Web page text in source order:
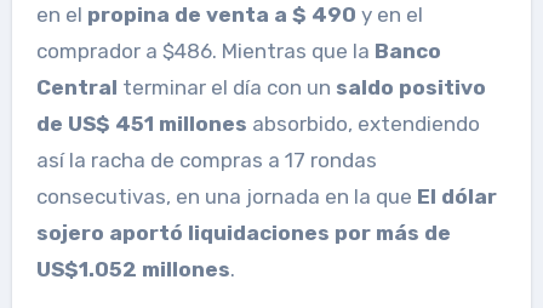
en el propina de venta a $ 490 y en el
comprador a $486. Mientras que la Banco
Central terminar el día con un saldo positivo
de US$ 451 millones absorbido, extendiendo
así la racha de compras a 17 rondas
consecutivas, en una jornada en la que El dólar
sojero aportó liquidaciones por más de
US$1.052 millones.